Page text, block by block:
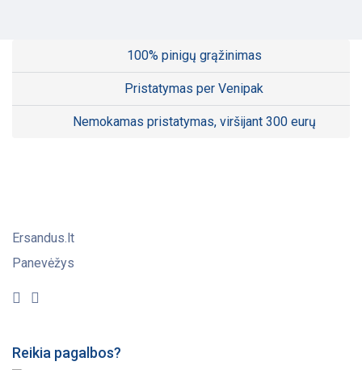
100% pinigų grąžinimas
Pristatymas per Venipak
Nemokamas pristatymas, viršijant 300 eurų
Ersandus.lt
Panevėžys
Reikia pagalbos?